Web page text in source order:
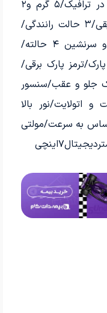
و عقب،نقطه کور،تغییر لاین،حرکت در ترافیک/۵ گرم و۲
سرد/صندلی چرم/ کروز کنترل تطبیقی/۳ حالت رانندگی/
صندلی های برقی راننده ۶ حالته و سرنشین ۴ حالته/
ترمز پارک برقی/
جلو و عقب/سنسور
و اتولایت/نور بالا
به سرعت/مولتی